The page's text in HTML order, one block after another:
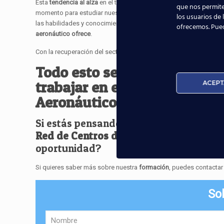
Esta tendencia al alza en el tráfico aéreo en España indica que
momento para estudiar nuestros cursos orientados a los
las habilidades y conocimientos necesarios para destacar en su
aeronáutico ofrece.
Con la recuperación del sector turístico, hay una
Todo esto se traduce en
trabajar en el aeropuerto. E
Aeronáuticos
Si estás pensando en orientar tu vida
Red de Centros de Estudios
oportunidad?
Si quieres saber más sobre nuestraformación, puedes
que nos
los usuarios de
ofrecemos.